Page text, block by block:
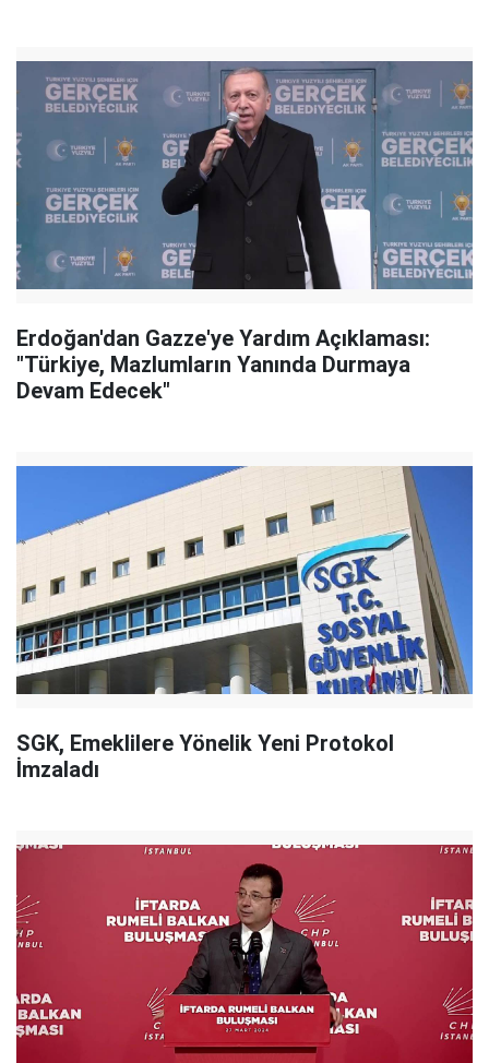
Erdoğan'dan Gazze'ye Yardım Açıklaması:
"Türkiye, Mazlumların Yanında Durmaya
Devam Edecek"
SGK, Emeklilere Yönelik Yeni Protokol
İmzaladı